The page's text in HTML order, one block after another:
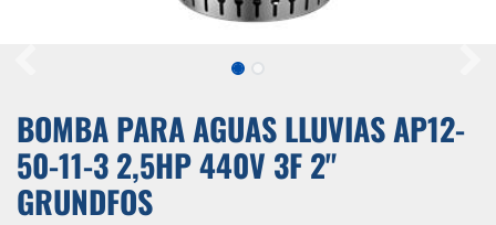
BOMBA PARA AGUAS LLUVIAS AP12-
50-11-3 2,5HP 440V 3F 2"
GRUNDFOS